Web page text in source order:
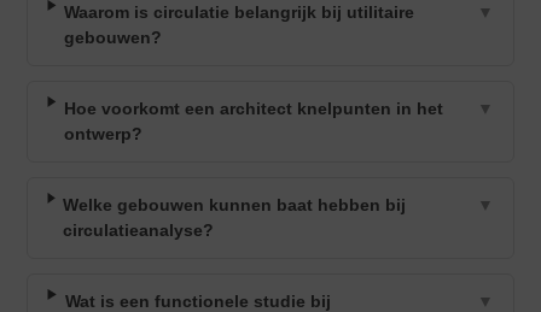
Waarom is circulatie belangrijk bij utilitaire
gebouwen?
▼
Hoe voorkomt een architect knelpunten in het
ontwerp?
▼
Welke gebouwen kunnen baat hebben bij
circulatieanalyse?
▼
Wat is een functionele studie bij
▼